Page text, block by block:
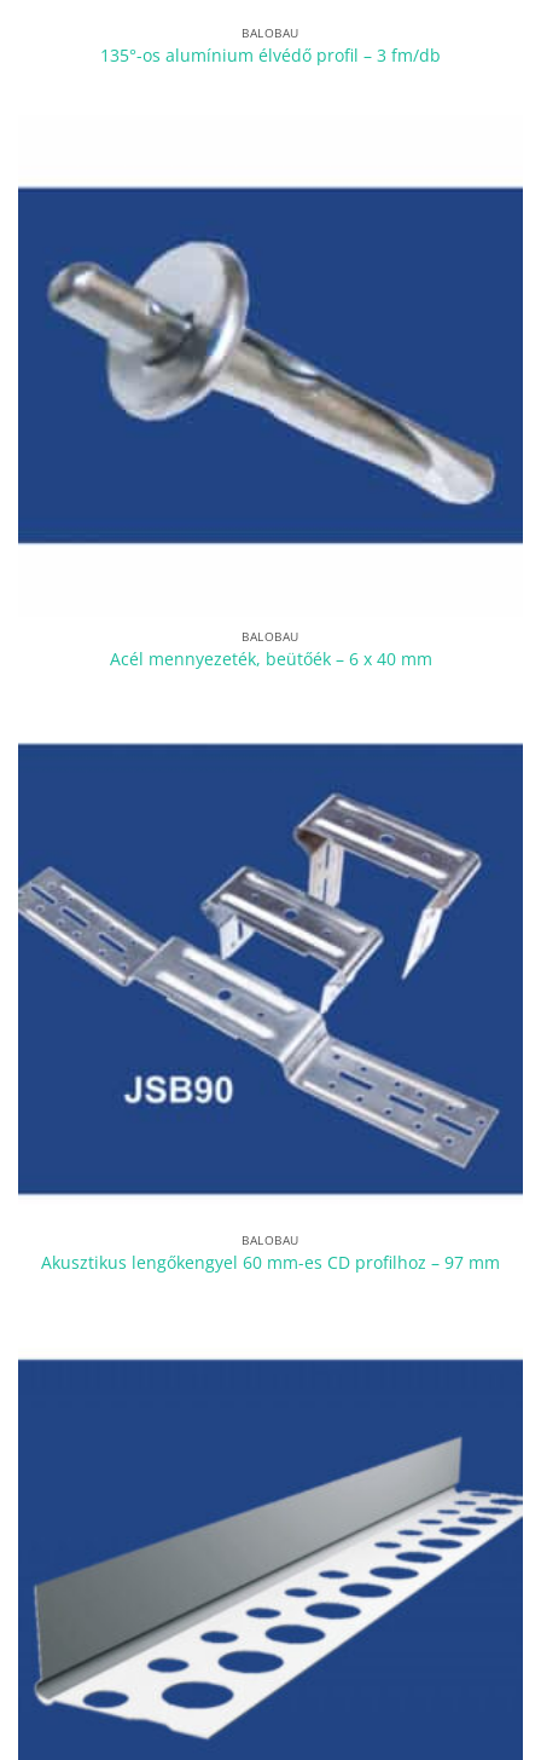
BALOBAU
135°-os alumínium élvédő profil – 3 fm/db
BALOBAU
Acél mennyezeték, beütőék – 6 x 40 mm
BALOBAU
Akusztikus lengőkengyel 60 mm-es CD profilhoz – 97 mm